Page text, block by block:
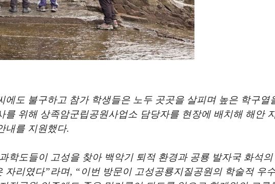
에도 불구하고 참가 학생들은 노두 곳곳을 살피며 높은 학구열
를 위해 상족암군립공원사업소 담당자를 현장에 배치해 해안
내를 지원했다.
학도들이 고성을 찾아 백악기 퇴적 환경과 공룡 발자국 화석
자리였다”라며, “이번 방문이 고성공룡지질공원의 학술적 우